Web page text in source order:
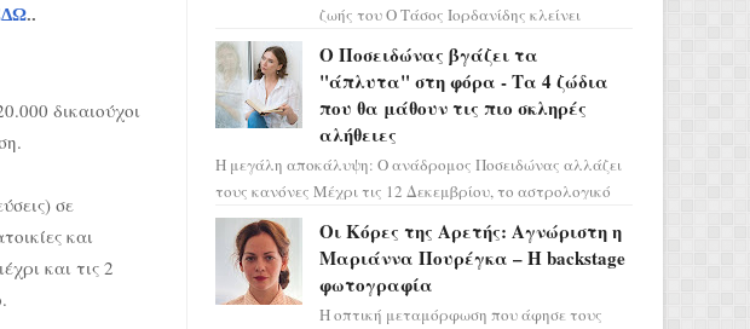
..
δικαιούχοι
σε
και
και τις 2
ζωής του Ο Τάσος Ιορδανίδης κλείνει
επιτυχίας «Μια Νύχτα Μόνο» ...
Ο Ποσειδώνας βγάζει τα
"άπλυτα" στη φόρα - Τα 4 ζώδια
που θα μάθουν τις πιο σκληρές
αλήθειες
Η μεγάλη αποκάλυψη: Ο ανάδρομος Ποσειδώνας αλλάζει
τους κανόνες Μέχρι τις 12 Δεκεμβρίου, το αστρολογικό
σκηνικό θυμίζει ταινία μυστηρίου ...
Οι Κόρες της Αρετής: Αγνώριστη η
Μαριάννα Πουρέγκα – H backstage
φωτογραφία
Η οπτική μεταμόρφωση που άφησε τους